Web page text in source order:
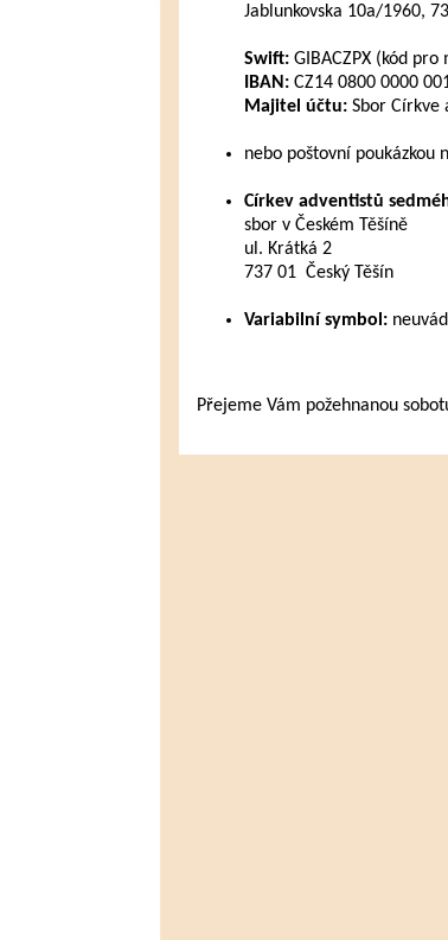
Jablunkovska 10a/1960,
Swift:GIBACZPX (kód
IBAN:CZ14 0800 0000
Majitel účtu:Sbor Církve
nebo poštovní poukázkou
Církev adventistů
sbor v Českém Těšíně
ul. Krátká 2
737 01 Český Těšín
Variabilní symbol:
Přejeme Vám požehnanou